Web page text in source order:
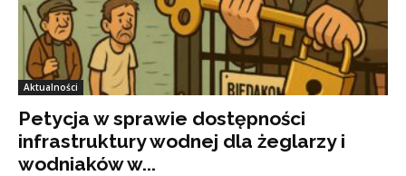
Aktualności
Petycja w sprawie dostępności
infrastruktury wodnej dla żeglarzy i
wodniaków w...